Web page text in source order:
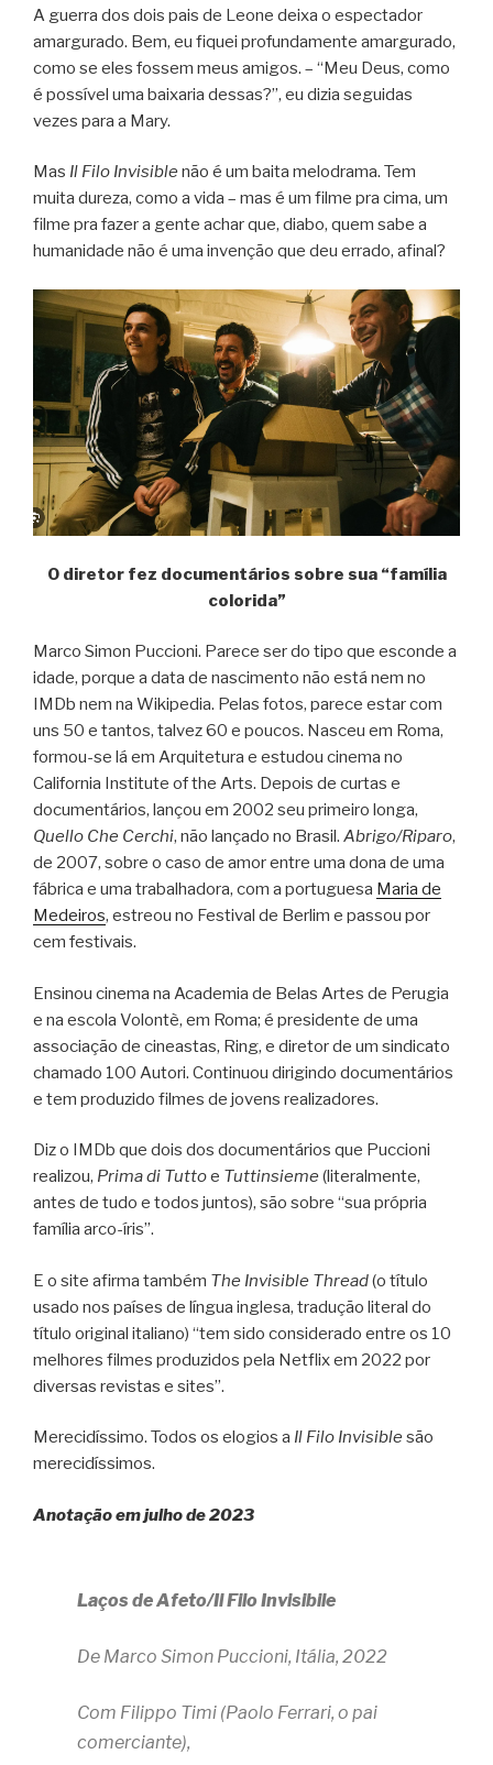
A guerra dos dois pais de Leone deixa o espectador
amargurado. Bem, eu fiquei profundamente amargurado,
como se eles fossem meus amigos. – “Meu Deus, como
é possível uma baixaria dessas?”, eu dizia seguidas
vezes para a Mary.
Mas Il Filo Invisible não é um baita melodrama. Tem
muita dureza, como a vida – mas é um filme pra cima, um
filme pra fazer a gente achar que, diabo, quem sabe a
humanidade não é uma invenção que deu errado, afinal?
O diretor fez documentários sobre sua “família
colorida”
Marco Simon Puccioni. Parece ser do tipo que esconde a
idade, porque a data de nascimento não está nem no
IMDb nem na Wikipedia. Pelas fotos, parece estar com
uns 50 e tantos, talvez 60 e poucos. Nasceu em Roma,
formou-se lá em Arquitetura e estudou cinema no
California Institute of the Arts. Depois de curtas e
documentários, lançou em 2002 seu primeiro longa,
Quello Che Cerchi, não lançado no Brasil. Abrigo/Riparo,
de 2007, sobre o caso de amor entre uma dona de uma
fábrica e uma trabalhadora, com a portuguesa Maria de
Medeiros, estreou no Festival de Berlim e passou por
cem festivais.
Ensinou cinema na Academia de Belas Artes de Perugia
e na escola Volontè, em Roma; é presidente de uma
associação de cineastas, Ring, e diretor de um sindicato
chamado 100 Autori. Continuou dirigindo documentários
e tem produzido filmes de jovens realizadores.
Diz o IMDb que dois dos documentários que Puccioni
realizou, Prima di Tuttoe Tuttinsieme (literalmente,
antes de tudo e todos juntos), são sobre “sua própria
família arco-íris”.
E o site afirma também The Invisible Thread(o título
usado nos países de língua inglesa, tradução literal do
título original italiano) “tem sido considerado entre os 10
melhores filmes produzidos pela Netflix em 2022 por
diversas revistas e sites”.
Merecidíssimo. Todos os elogios a Il Filo Invisible são
merecidíssimos.
Anotação em julho de 2023
Laços de Afeto/Il Filo Invisibile
De Marco Simon Puccioni, Itália, 2022
Com Filippo Timi (Paolo Ferrari, o pai
comerciante),